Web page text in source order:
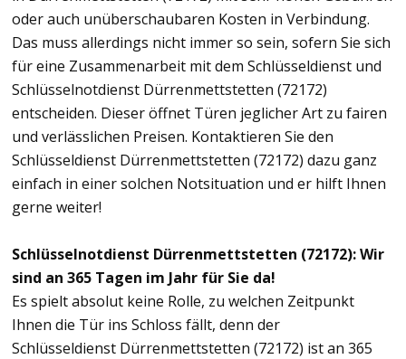
oder auch unüberschaubaren Kosten in Verbindung.
Das muss allerdings nicht immer so sein, sofern Sie sich
für eine Zusammenarbeit mit dem Schlüsseldienst und
Schlüsselnotdienst Dürrenmettstetten (72172)
entscheiden. Dieser öffnet Türen jeglicher Art zu fairen
und verlässlichen Preisen. Kontaktieren Sie den
Schlüsseldienst Dürrenmettstetten (72172) dazu ganz
einfach in einer solchen Notsituation und er hilft Ihnen
gerne weiter!
Schlüsselnotdienst Dürrenmettstetten (72172): Wir
sind an 365 Tagen im Jahr für Sie da!
Es spielt absolut keine Rolle, zu welchen Zeitpunkt
Ihnen die Tür ins Schloss fällt, denn der
Schlüsseldienst Dürrenmettstetten (72172) ist an 365